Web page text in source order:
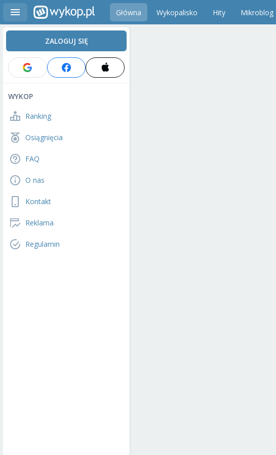
Główna Wykopalisko Hity Mikroblog
ZALOGUJ SIĘ
WYKOP
Ranking
Osiągnięcia
FAQ
O nas
Kontakt
Reklama
Regulamin